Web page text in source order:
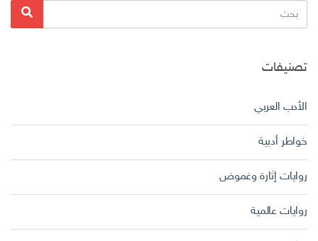
البحث
عن:
بحث
تصنيفات
الأدب العربي
خواطر أدبية
روايات إثارة وغموض
روايات عالمية